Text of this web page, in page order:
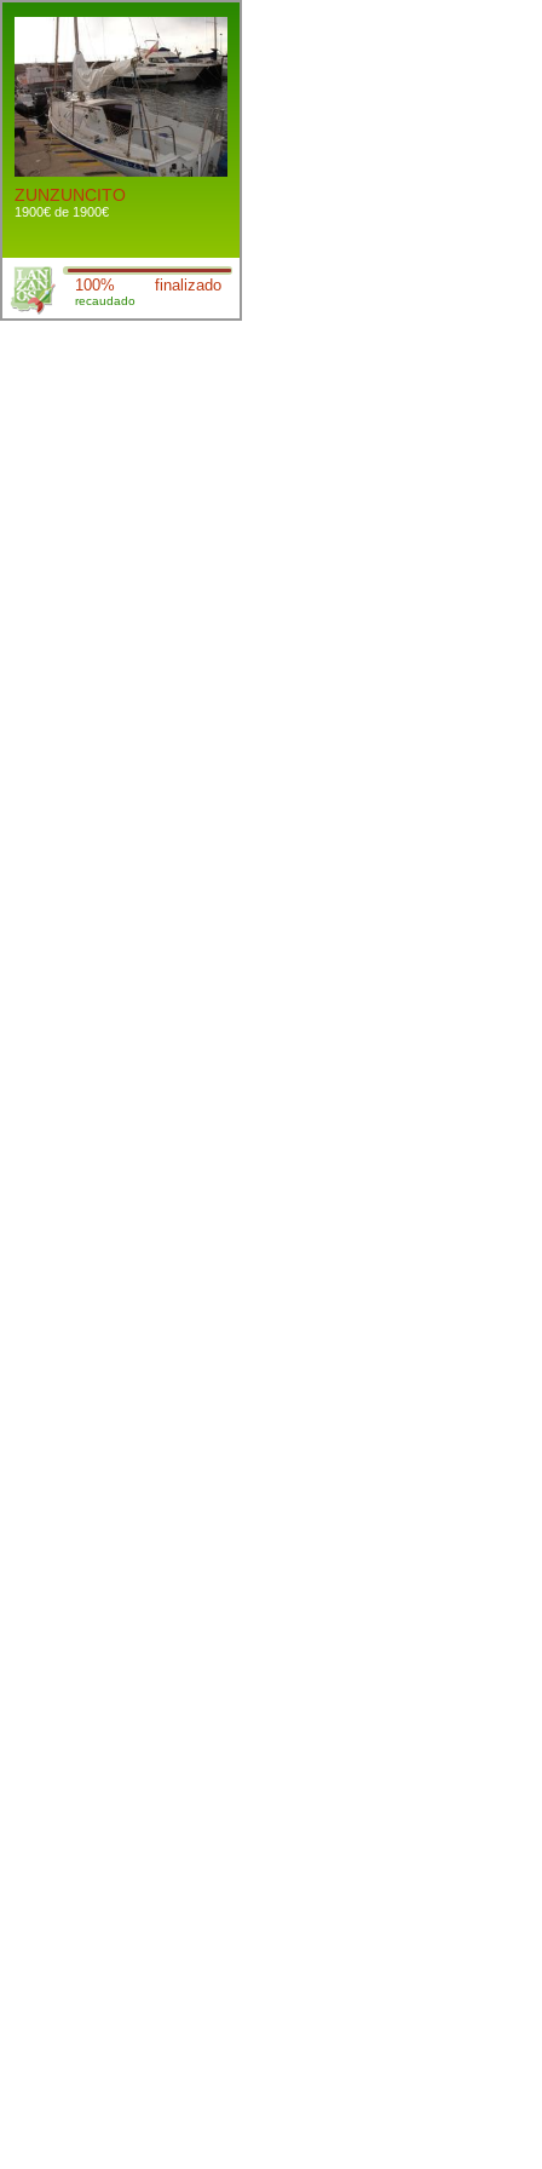
ZUNZUNCITO
1900€ de 1900€
100%
recaudado
finalizado